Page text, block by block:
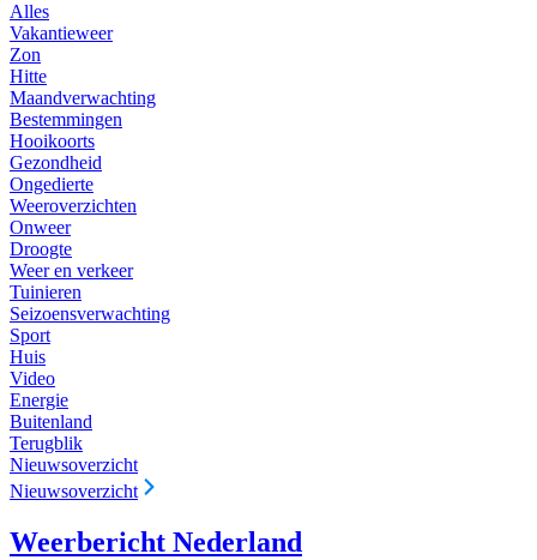
Alles
Vakantieweer
Zon
Hitte
Maandverwachting
Bestemmingen
Hooikoorts
Gezondheid
Ongedierte
Weeroverzichten
Onweer
Droogte
Weer en verkeer
Tuinieren
Seizoensverwachting
Sport
Huis
Video
Energie
Buitenland
Terugblik
Nieuwsoverzicht
Nieuwsoverzicht
Weerbericht Nederland